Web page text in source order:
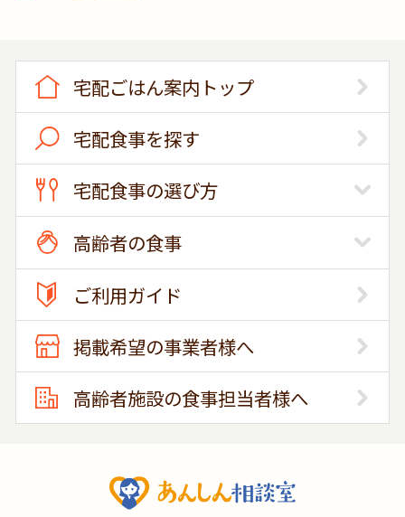
宅配ごはん案内トップ
宅配食事を探す
宅配食事の選び方
高齢者の食事
ご利用ガイド
掲載希望の事業者様へ
高齢者施設の食事担当者様へ